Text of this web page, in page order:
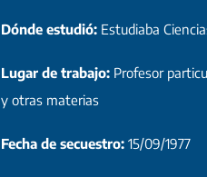
Dónde estudió: Estudiaba
Lugar de trabajo: Profesor
y otras materias
Fecha de secuestro:15/09/1977